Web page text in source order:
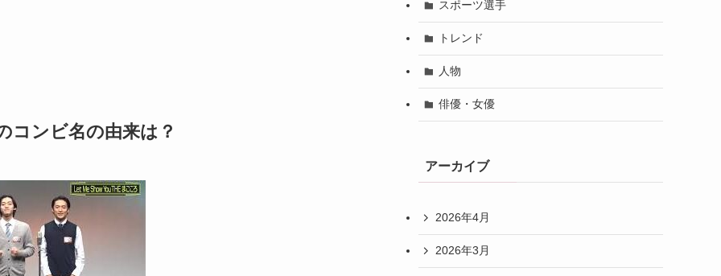
コンビ名の由来は？
スポーツ選手
トレンド
人物
俳優・女優
アーカイブ
2026年4月
2026年3月